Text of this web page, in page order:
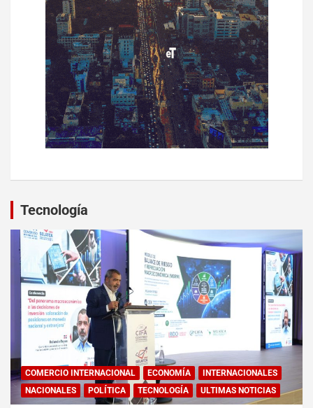
Tecnología
COMERCIO INTERNACIONAL ECONOMÍA
INTERNACIONALES
NACIONALES
POLÍTICA TECNOLOGÍA ULTIMAS NOTICIAS